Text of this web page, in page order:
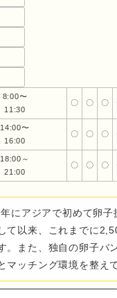
8:00〜
11:30
〇 〇 〇
14:00〜
16:00
〇 〇 〇
18:00～
21:00
〇 〇 〇
にアジアで初めて卵子
て以来、これまでに
。また、独自の卵子バ
マッチング環境を整え